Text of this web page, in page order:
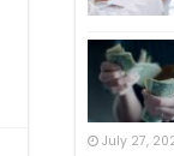
July 27,